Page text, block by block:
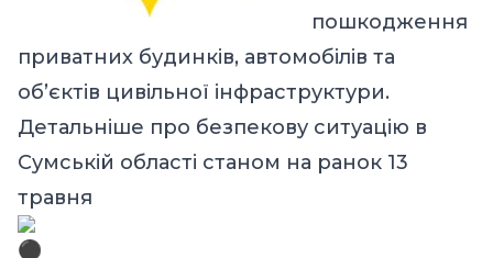
пошкодження
приватних будинків, автомобілів та
об’єктів цивільної інфраструктури.
Детальніше про безпекову ситуацію в
Сумській області станом на ранок 13
травня